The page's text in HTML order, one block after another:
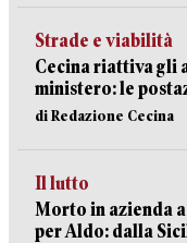
Strade e viabilità
Cecina riattiva gli
ministero: le
di Redazione Cecina
Il lutto
Morto in azienda
per Aldo: dalla